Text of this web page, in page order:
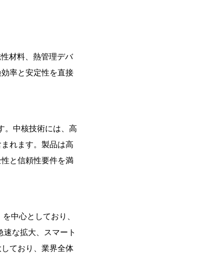
材料、熱管理デバ
率と安定性を直接
。中核技術には、高
れます。製品は高
と信頼性要件を満
中心としており、
な拡大、スマート
ており、業界全体